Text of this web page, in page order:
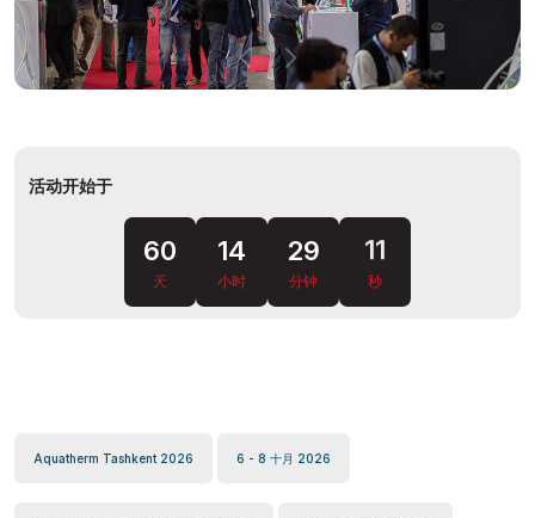
活动开始于
60
天
14
小时
29
分钟
10
秒
Aquatherm Tashkent 2026 6 - 8 十月 2026